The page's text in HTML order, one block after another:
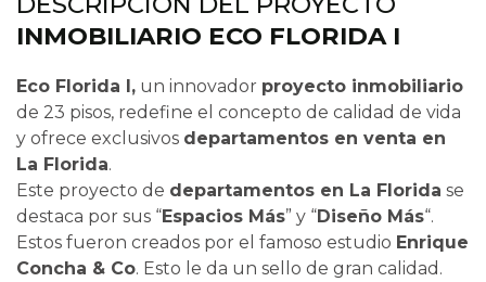
INMOBILIARIO ECO FLORIDA I
Eco Florida I, un innovador proyecto inmobiliario
de 23 pisos, redefine el concepto de calidad de vida
y ofrece exclusivos departamentos en venta en
La Florida.
Este proyecto de departamentos en La Florida se
destaca por sus “Espacios Más” y “Diseño Más“.
Estos fueron creados por el famoso estudio Enrique
Concha & Co. Esto le da un sello de gran calidad.